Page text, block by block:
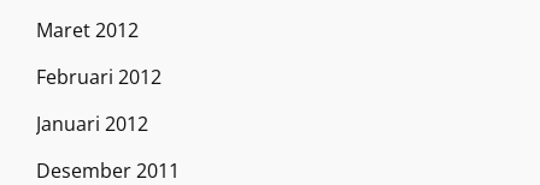
Maret 2012
Februari 2012
Januari 2012
Desember 2011